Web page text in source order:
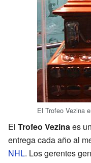
El Trofeo Vezina
El Trofeo Vezina es
entrega cada año al
NHL. Los gerentes